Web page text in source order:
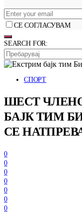
СЕ СОГЛАСУВАМ
SEARCH FOR:
СПОРТ
ШЕСТ
БАЈК ТИМ
СЕ
0
0
0
0
0
0
0